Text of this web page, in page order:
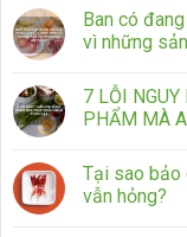
Ban có
vì những
7 LỖI
PHẨM MÀ
Tại sao bảo
vẫn hỏng?